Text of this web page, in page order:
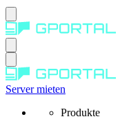
Server mieten
Produkte